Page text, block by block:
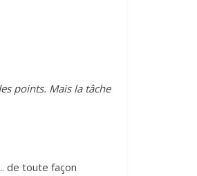
points. Mais la tâche
de toute façon